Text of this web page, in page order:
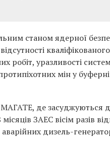
станом ядерної
робіт, уразливості
мін у
де засуджуються
ЗАЕС вісім разів
дизель-